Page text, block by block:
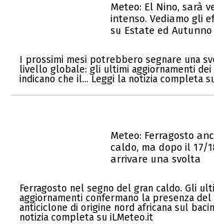
Meteo: El Nino, sarà
intenso. Vediamo gli
su Estate ed Autunno
I prossimi mesi potrebbero segnare una
livello globale: gli ultimi aggiornamenti
indicano che il... Leggi la notizia completa
Meteo: Ferragosto
caldo, ma dopo il 17/
arrivare una svolta
Ferragosto nel segno del gran caldo. Gli
aggiornamenti confermano la presenza del
anticiclone di origine nord africana sul
notizia completa su iLMeteo.it